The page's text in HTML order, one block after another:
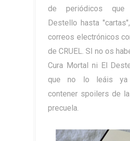
de periódicos que
Destello hasta
correos electrónicos
de CRUEL. SI no os
Cura Mortal ni El
que no lo leáis ya
contener spoilers de
precuela.